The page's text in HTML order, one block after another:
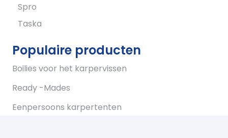
Spro
Taska
Populaire producten
Boilies voor het karpervissen
Ready -Mades
Eenpersoons karpertenten